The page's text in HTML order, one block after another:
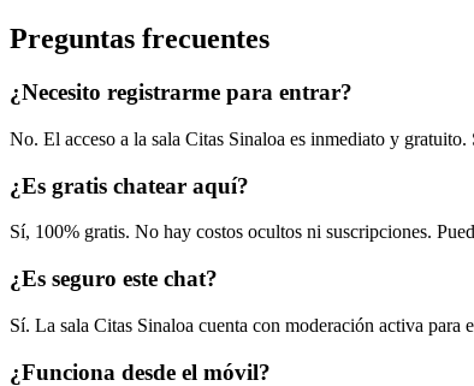
Preguntas frecuentes
¿Necesito registrarme para entrar?
No. El acceso a la sala Citas Sinaloa es inmediato y
¿Es gratis chatear aquí?
Sí, 100% gratis. No hay costos ocultos ni suscripciones.
¿Es seguro este chat?
Sí. La sala Citas Sinaloa cuenta con moderación activa
¿Funciona desde el móvil?